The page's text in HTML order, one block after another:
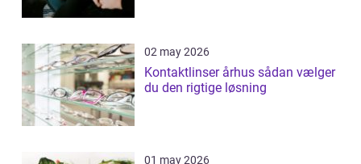
02 may 2026
Kontaktlinser århus sådan vælger
du den rigtige løsning
01 may 2026